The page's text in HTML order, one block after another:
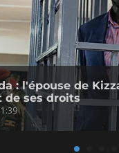
: l'épouse de
de ses droits